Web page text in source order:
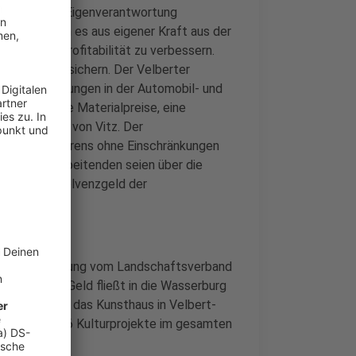
in Eigenverantwortung
geholt, um es aus eigener Kraft aus der
und die Profitabilität zu verbessern.
sichern. Der Velberter
in der Automobil- und
steigende Materialpreise, eine
heißt es von Vitz. Der
ohne Einschränkungen
265 Mitarbeitenden seien über die
das Insolvenzgeld der
Unterstützung vom Landschaftsverband
Das Geld fließt in die Wasserburg
sowie das Kunsthaus in Velbert-
er 116 Kulturprojekte im gesamten